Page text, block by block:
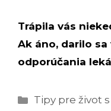
Trápila vás
Ak áno, darilo
odporúčania
Kategórie
Tipy pre život